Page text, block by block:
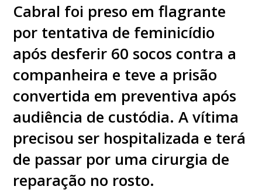
Cabral foi preso em flagrante
por tentativa de feminicídio
após desferir 60 socos contra a
companheira e teve a prisão
convertida em preventiva após
audiência de custódia. A vítima
precisou ser hospitalizada e terá
de passar por uma cirurgia de
reparação no rosto.